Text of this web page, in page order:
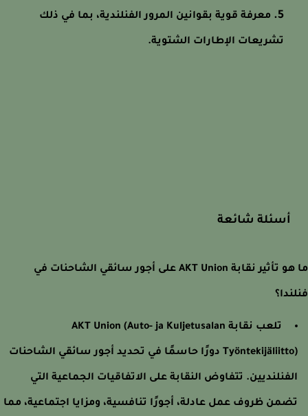
معرفة قوية بقوانين المرور الفنلندية، بما في ذلك
تشريعات الإطارات الشتوية.
أسئلة شائعة
ما هو تأثير نقابة AKT Union على أجور سائقي الشاحنات في
تلعب نقابة AKT Union (Auto- ja Kuljetusalan
Työntekijäliitto) دورًا حاسمًا في تحديد أجور سائقي الشاحنات
تتفاوض النقابة على الاتفاقيات الجماعية التي
ظروف عمل عادلة، أجورًا تنافسية، ومزايا اجتماعية، مما